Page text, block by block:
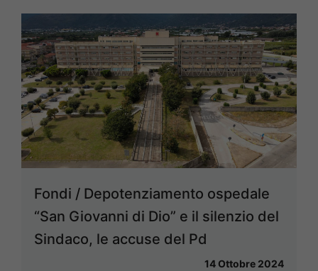
Fondi / Depotenziamento ospedale
“San Giovanni di Dio” e il silenzio del
Sindaco, le accuse del Pd
14 Ottobre 2024